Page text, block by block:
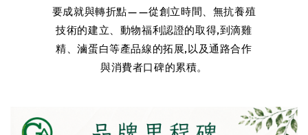
要成就與轉折點——從創立時間、無抗養殖
技術的建立、動物福利認證的取得,到滴雞
精、滷蛋白等產品線的拓展,以及通路合作
與消費者口碑的累積。